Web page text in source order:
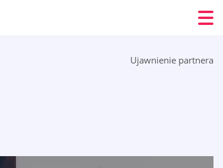
Ujawnienie partnera